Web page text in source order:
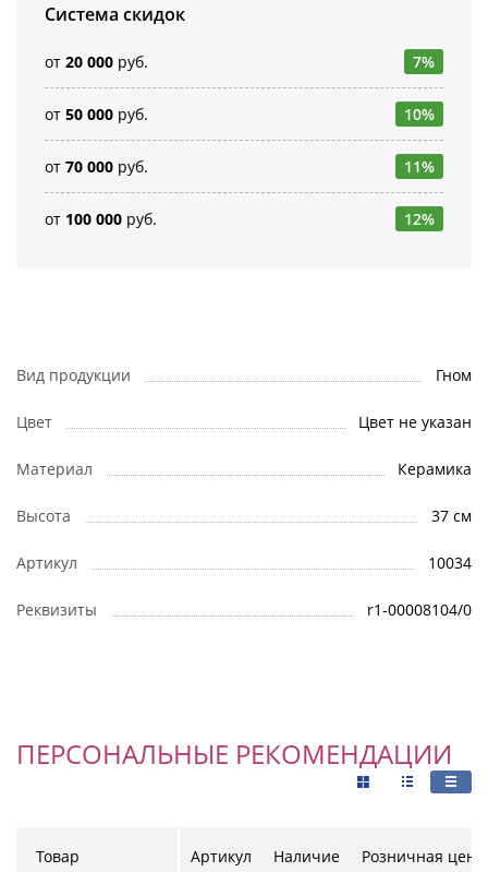
Система скидок
от 20 000 руб. 7%
от 50 000 руб. 10%
от 70 000 руб. 11%
от 100 000 руб. 12%
Вид продукции Гном
Цвет Цвет не указан
Материал Керамика
Высота 37 см
Артикул 10034
Реквизиты r1-00008104/0
ПЕРСОНАЛЬНЫЕ РЕКОМЕНДАЦИИ
Товар Артикул Наличие Розничная цена